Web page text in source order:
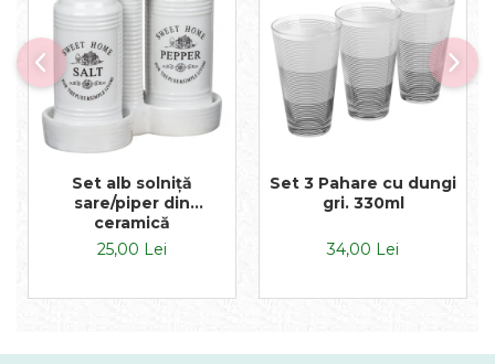
Set alb solniță
sare/piper din
ceramică
25,00 Lei
Set 3 Pahare cu dungi
gri. 330ml
34,00 Lei